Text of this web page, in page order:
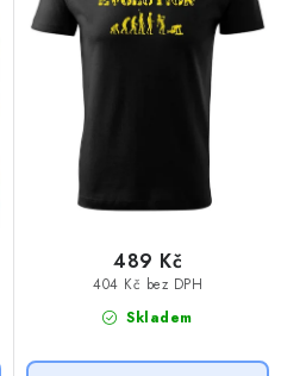
Skladem
404 Kč bez DPH
489 Kč